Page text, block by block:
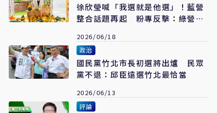
徐欣瑩喊「我選就是他選」！藍營
整合話題再起 粉專反擊：綠營別
2026/06/18
政治
國民黨竹北市長初選將出爐 民眾
黨不退：邱臣遠選竹北最恰當
2026/06/13
評論